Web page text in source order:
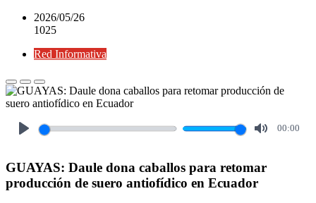
2026/05/26
1025
Red Informativa
00:00
GUAYAS: Daule dona caballos para retomar
producción de suero antiofídico en Ecuador